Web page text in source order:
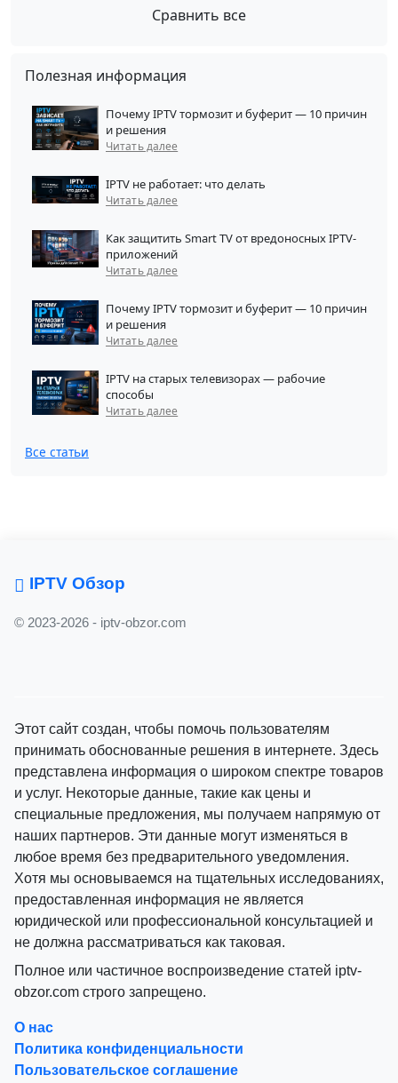
Сравнить все
Полезная информация
Почему IPTV тормозит и буферит — 10 причин
и решения
Читать далее
IPTV не работает: что делать
Читать далее
Как защитить Smart TV от вредоносных IPTV-
приложений
Читать далее
Почему IPTV тормозит и буферит — 10 причин
и решения
Читать далее
IPTV на старых телевизорах — рабочие
способы
Читать далее
Все статьи
IPTV Обзор
© 2023-2026 - iptv-obzor.com
Этот сайт создан, чтобы помочь пользователям
принимать обоснованные решения в интернете. Здесь
представлена информация о широком спектре товаров
и услуг. Некоторые данные, такие как цены и
специальные предложения, мы получаем напрямую от
наших партнеров. Эти данные могут изменяться в
любое время без предварительного уведомления.
Хотя мы основываемся на тщательных исследованиях,
предоставленная информация не является
юридической или профессиональной консультацией и
не должна рассматриваться как таковая.
Полное или частичное воспроизведение статей iptv-
obzor.com строго запрещено.
О нас
Политика конфиденциальности
Пользовательское соглашение